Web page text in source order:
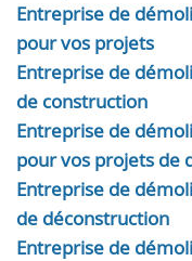
Entreprise de
pour vos projets
Entreprise de
de construction
Entreprise de
pour vos projets de
Entreprise de
de déconstruction
Entreprise de